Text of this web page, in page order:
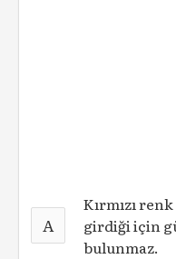
A
Kırmızı
girdiği için
bulunmaz.